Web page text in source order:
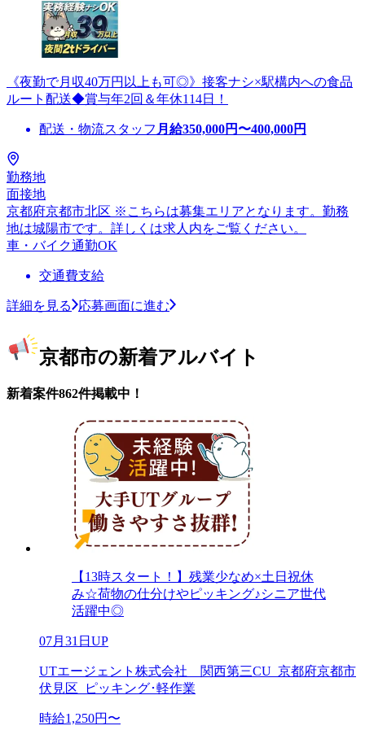
《夜勤で月収40万円以上も可◎》接客ナシ×駅構内への食品
ルート配送◆賞与年2回＆年休114日！
配送・物流スタッフ 月給350,000円〜400,000円
勤務地
面接地
京都府京都市北区 ※こちらは募集エリアとなります。勤務
地は城陽市です。詳しくは求人内をご覧ください。
車・バイク通勤OK
交通費支給
詳細を見る 応募画面に進む
京都市の新着アルバイト
新着案件862件掲載中！
【13時スタート！】残業少なめ×土日祝休
み☆荷物の仕分けやピッキング♪シニア世代
活躍中◎
07月31日UP
UTエージェント株式会社 関西第三CU_京都府京都市
伏見区_ピッキング･軽作業
時給1,250円〜